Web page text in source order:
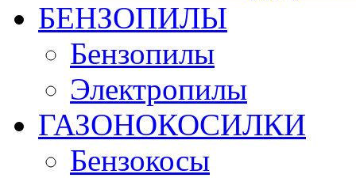
БЕНЗОПИЛЫ
Бензопилы
Электропилы
ГАЗОНОКОСИЛКИ
Бензокосы